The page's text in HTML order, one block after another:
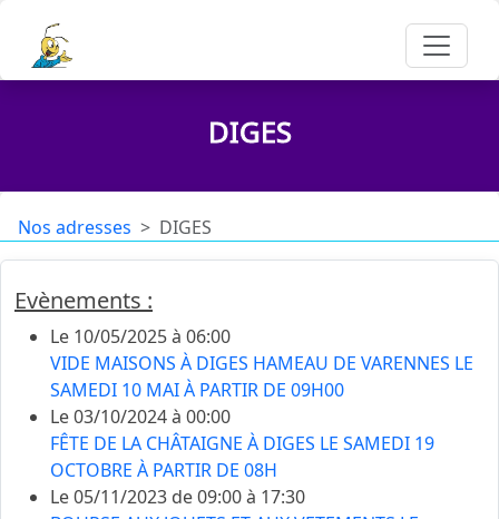
DIGES
Nos adresses DIGES
Evènements :
Le 10/05/2025 à 06:00
VIDE MAISONS À DIGES HAMEAU DE VARENNES LE
SAMEDI 10 MAI À PARTIR DE 09H00
Le 03/10/2024 à 00:00
FÊTE DE LA CHÂTAIGNE À DIGES LE SAMEDI 19
OCTOBRE À PARTIR DE 08H
Le 05/11/2023 de 09:00 à 17:30